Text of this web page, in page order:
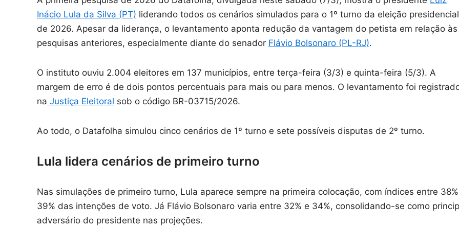
Inácio Lula da Silva (PT) liderando todos os cenários simulados para o 1º turno da eleição presidencial
de 2026. Apesar da liderança, o levantamento aponta redução da vantagem do petista em relação às
pesquisas anteriores, especialmente diante do senador Flávio Bolsonaro (PL-RJ).
O instituto ouviu 2.004 eleitores em 137 municípios, entre terça-feira (3/3) e quinta-feira (5/3). A
margem de erro é de dois pontos percentuais para mais ou para menos. O levantamento foi
na Justiça Eleitoral sob o código BR-03715/2026.
Ao todo, o Datafolha simulou cinco cenários de 1º turno e sete possíveis disputas de 2º turno.
Lula lidera cenários de primeiro turno
Nas simulações de primeiro turno, Lula aparece sempre na primeira colocação, com índices entre
39% das intenções de voto. Já Flávio Bolsonaro varia entre 32% e 34%, consolidando-se como
adversário do presidente nas projeções.